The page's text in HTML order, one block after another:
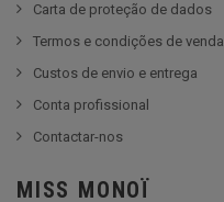
Carta de proteção de dados
Termos e condições de venda
Custos de envio e entrega
Conta profissional
Contactar-nos
MISS MONOÏ